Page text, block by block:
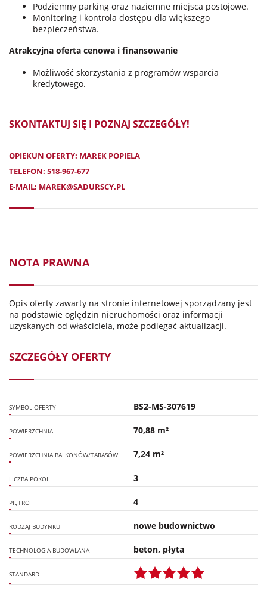
Podziemny parking oraz naziemne miejsca postojowe.
Monitoring i kontrola dostępu dla większego
bezpieczeństwa.
Atrakcyjna oferta cenowa i finansowanie
Możliwość skorzystania z programów wsparcia
kredytowego.
SKONTAKTUJ SIĘ I POZNAJ SZCZEGÓŁY!
OPIEKUN OFERTY: MAREK POPIELA
TELEFON: 518-967-677
E-MAIL: MAREK@SADURSCY.PL
NOTA PRAWNA
Opis oferty zawarty na stronie internetowej sporządzany jest
na podstawie oględzin nieruchomości oraz informacji
uzyskanych od właściciela, może podlegać aktualizacji.
SZCZEGÓŁY OFERTY
SYMBOL OFERTY BS2-MS-307619
POWIERZCHNIA 70,88 m²
POWIERZCHNIA BALKONÓW/TARASÓW 7,24 m²
LICZBA POKOI 3
PIĘTRO 4
RODZAJ BUDYNKU nowe budownictwo
TECHNOLOGIA BUDOWLANA beton, płyta
STANDARD